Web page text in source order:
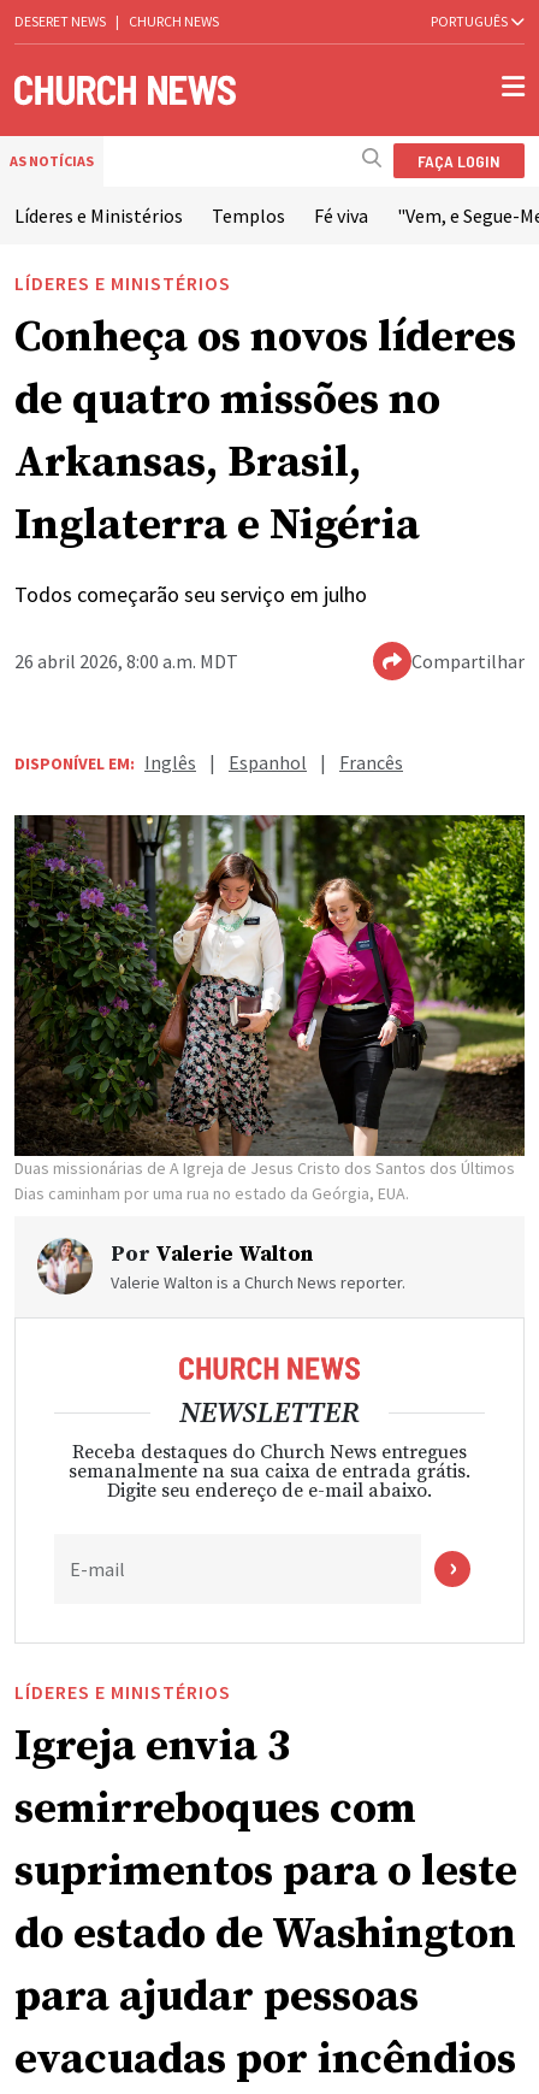
DESERET NEWS | CHURCH NEWS PORTUGUÊS
AS NOTÍCIAS FAÇA LOGIN
Líderes e Ministérios Templos Fé viva "Vem, e Segue-
LÍDERES E MINISTÉRIOS
Conheça os novos líderes
de quatro missões no
Arkansas, Brasil,
Inglaterra e Nigéria
Todos começarão seu serviço em julho
26 abril 2026, 8:00 a.m. MDT Compartilhar
DISPONÍVEL EM: Inglês | Espanhol | Francês
Duas missionárias de A Igreja de Jesus Cristo dos Santos dos Últimos
Dias caminham por uma rua no estado da Geórgia, EUA.
Por Valerie Walton
Valerie Walton is a Church News reporter.
NEWSLETTER
Receba destaques do Church News entregues
semanalmente na sua caixa de entrada grátis.
Digite seu endereço de e-mail abaixo.
E-mail
LÍDERES E MINISTÉRIOS
Igreja envia 3
semirreboques com
suprimentos para o leste
do estado de Washington
para ajudar pessoas
evacuadas por incêndios